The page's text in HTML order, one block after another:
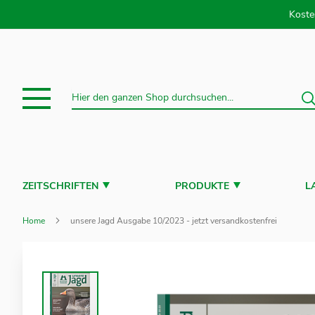
Suche
ZEITSCHRIFTEN PRODUKTE
Home unsere Jagd Ausgabe 10/2023 - jetzt versandkostenfrei
Ende
der
Bildergalerie